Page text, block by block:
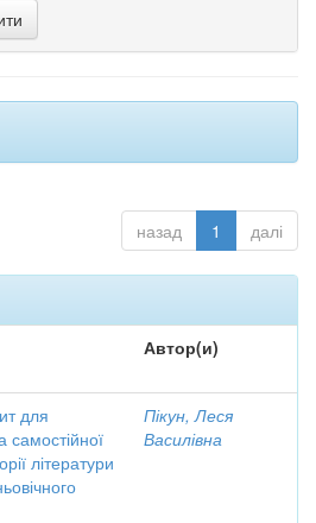
назад 1 далі
Автор(и)
для
самостійної
літератури
Пікун, Леся
Василівна